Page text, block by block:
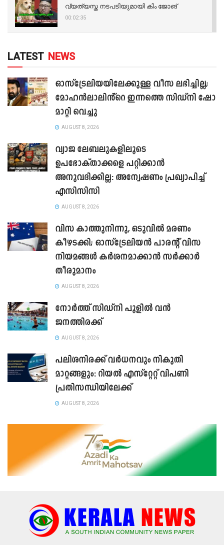
വ്യത്യസ്ത നടപടിയുമായി കിം ജോങ്
00:02:35
LATEST NEWS
ഓസ്‌ട്രേലിയയിലേക്കുള്ള വീസ ലഭിച്ചില്ല;
മോഹൻലാലിൻ്റെ ഇന്നത്തെ സിഡ്നി ഷോ
മാറ്റി വെച്ചു
AUGUST 8, 2026
വ്യാജ ലേബലുകളിലൂടെ
ഉപഭോക്താക്കളെ പറ്റിക്കാൻ
അനുവദിക്കില്ല: അന്വേഷണം പ്രഖ്യാപിച്ച്
എസിസിസി
AUGUST 8, 2026
വിസ കാത്തുനിന്നു, ഒടുവിൽ മരണം
കീഴടക്കി; ഓസ്‌ട്രേലിയൻ പാരന്റ് വിസ
നിയമങ്ങൾ കർശനമാക്കാൻ സർക്കാർ
തീരുമാനം
AUGUST 8, 2026
നോർത്ത് സിഡ്നി പൂളിൽ വൻ
ജനത്തിരക്ക്
AUGUST 8, 2026
പലിശനിരക്ക് വർധനവും നികുതി
മാറ്റങ്ങളും: റിയൽ എസ്റ്റേറ്റ് വിപണി
പ്രതിസന്ധിയിലേക്ക്
AUGUST 8, 2026